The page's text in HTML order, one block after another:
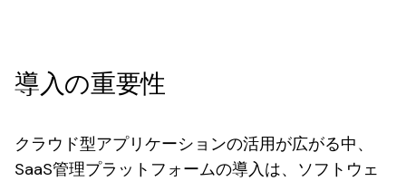
導入の重要性
クラウド型アプリケーションの活用が広がる中、
SaaS管理プラットフォームの導入は、ソフトウェ